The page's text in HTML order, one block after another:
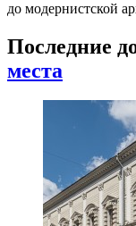
до модернистской
Последние
места